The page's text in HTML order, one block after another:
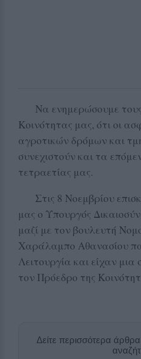
Να ενημερώσουμε τους
Κοινότητας μας, ότι οι
αγροτικών δρόμων και
συνεχιστούν και τα
τετραετίας μας.
Στις 8 Νοεμβρίου
μας ο Υπουργός
μαζί με τον βουλευτή
Χαράλαμπο Αθανασίου
Λειτουργία και είχαν
τον Πρόεδρο της
Δείτε περισσότερα